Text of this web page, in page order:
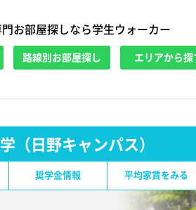
お部屋探しなら学生ウォーカー
路線別お部屋探し エリアから探
（日野キャンパス）
奨学金情報 平均家賃をみる